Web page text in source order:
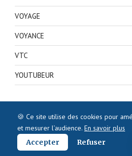
VOYAGE
VOYANCE
VTC
YOUTUBEUR
🍪 Ce site utilise des cookies pour
et mesurer l’audience. En savoir plus
Accepter
Refuser